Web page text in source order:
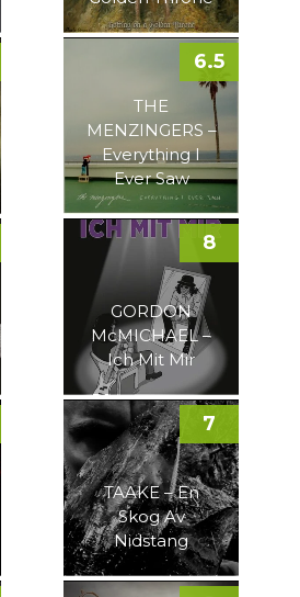
THE
MENZINGERS –
Everything I
Ever Saw
6.5
GORDON
McMICHAEL –
Ich Mit Mir
8
TAAKE – En
Skog Av
Nidstang
7